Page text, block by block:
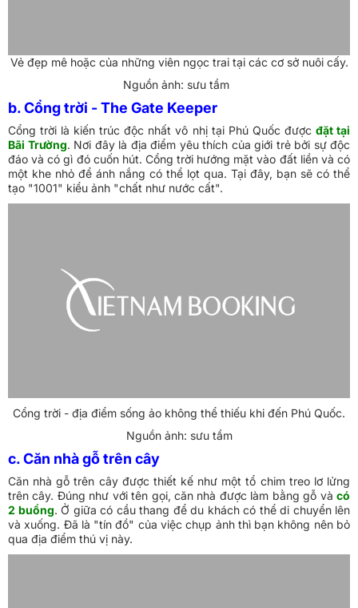
Vẻ đẹp mê hoặc của những viên ngọc trai tại các cơ sở nuôi cấy.
Nguồn ảnh: sưu tầm
b. Cổng trời - The Gate Keeper
Cổng trời là kiến trúc độc nhất vô nhị tại Phú Quốc được đặt tại
Bãi Trường. Nơi đây là địa điểm yêu thích của giới trẻ bởi sự độc
đáo và có gì đó cuốn hút. Cổng trời hướng mặt vào đất liền và có
một khe nhỏ để ánh nắng có thể lọt qua. Tại đây, bạn sẽ có thể
tạo "1001" kiểu ảnh "chất như nước cất".
Cổng trời - địa điểm sống ảo không thể thiếu khi đến Phú Quốc.
Nguồn ảnh: sưu tầm
c. Căn nhà gỗ trên cây
Căn nhà gỗ trên cây được thiết kế như một tổ chim treo lơ lửng
trên cây. Đúng như với tên gọi, căn nhà được làm bằng gỗ và có
2 buồng. Ở giữa có cầu thang để du khách có thể di chuyển lên
và xuống. Đã là "tín đồ" của việc chụp ảnh thì bạn không nên bỏ
qua địa điểm thú vị này.